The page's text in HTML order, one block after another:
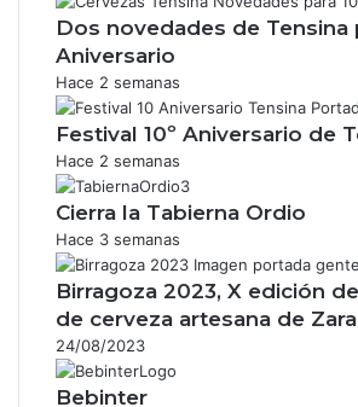
Dos novedades de Tensina
Aniversario
Hace 2 semanas
Festival 10º Aniversario de
Hace 2 semanas
Cierra la Tabierna Ordio
Hace 3 semanas
Birragoza 2023, X edición
de cerveza artesana de
24/08/2023
Bebinter